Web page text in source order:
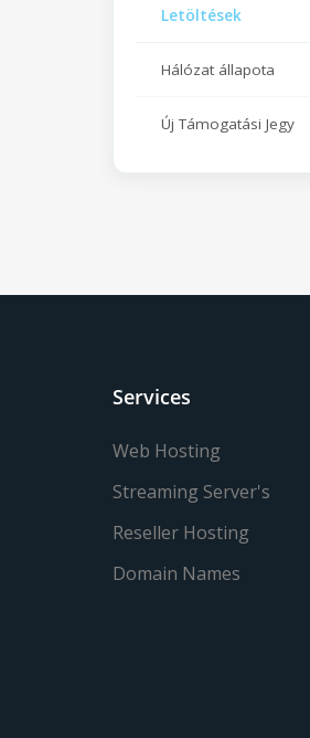
Letöltések
Hálózat állapota
Új Támogatási Jegy
Services
Web Hosting
Streaming Server's
Reseller Hosting
Domain Names